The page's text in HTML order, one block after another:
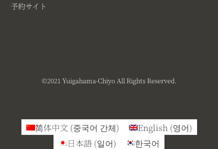
予約サイト
©︎2021 Yuigahama-Chiyo All Rights Reserved.
简体中文 (중국어 간체) English(영어)
日本語 (일어) 한국어